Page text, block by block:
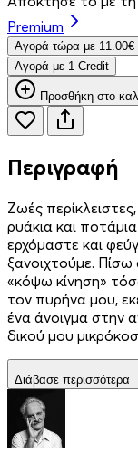
Premium
Aγορά τώρα με 11.00€
Aγορά με 1 Credit
Προσθήκη στο
Περιγραφή
Ζωές
ρυάκια και
ερχόμαστε και
ξανοιχτούμε.
«κόψω κίνηση»
τον πυρήνα μου,
ένα άνοιγμα στην
δικού μου
Διάβασε περισσότερα